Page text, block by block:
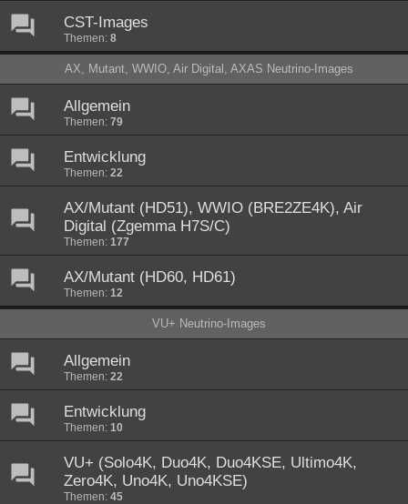
CST-Images
Themen: 8
AX, Mutant, WWIO, Air Digital, AXAS Neutrino-Images
Allgemein
Themen: 79
Entwicklung
Themen: 22
AX/Mutant (HD51), WWIO (BRE2ZE4K), Air
Digital (Zgemma H7S/C)
Themen: 177
AX/Mutant (HD60, HD61)
Themen: 12
VU+ Neutrino-Images
Allgemein
Themen: 22
Entwicklung
Themen: 10
VU+ (Solo4K, Duo4K, Duo4KSE, Ultimo4K,
Zero4K, Uno4K, Uno4KSE)
Themen: 45